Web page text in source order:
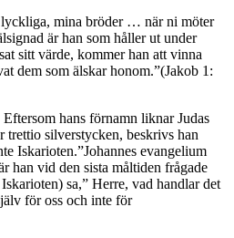
mina bröder … när ni möter
är han som håller ut under
sitt värde, kommer han att vinna
dem som älskar honom.”(Jakob 1:
hans förnamn liknar Judas
trettio silverstycken, beskrivs han
Iskarioten.”Johannes evangelium
han vid den sista måltiden frågade
sa,” Herre, vad handlar det
för oss och inte för